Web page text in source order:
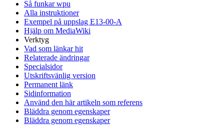
Så funkar wpu
Alla instruktioner
Exempel på uppslag E13-00-A
Hjälp om MediaWiki
Verktyg
Vad som länkar hit
Relaterade ändringar
Specialsidor
Utskriftsvänlig version
Permanent länk
Sidinformation
Använd den här artikeln som referens
Bläddra genom egenskaper
Bläddra genom egenskaper